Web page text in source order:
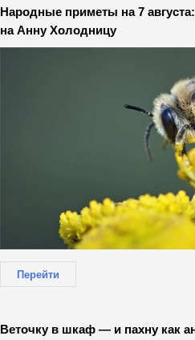
Народные приметы на 7
на Анну Холодницу
Перейти
Веточку в шкаф — и пахну как